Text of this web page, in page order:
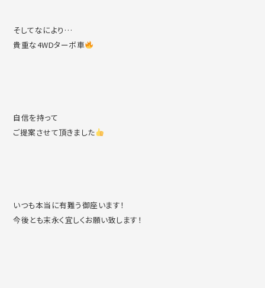
そしてなにより…
貴重な4WDターボ車
自信を持って
ご提案させて頂きました
いつも本当に有難う御座います！
今後とも末永く宜しくお願い致します！